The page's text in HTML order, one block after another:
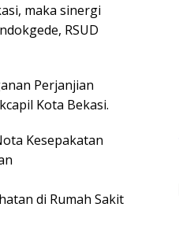
maka sinergi
RSUD
Perjanjian
Kota Bekasi.
Kesepakatan
di Rumah Sakit